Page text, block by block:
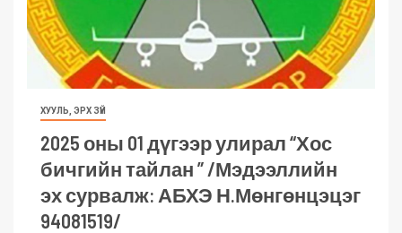
ХУУЛЬ, ЭРХ ЗҮЙ
2025 оны 01 дүгээр улирал “Хос
бичгийн тайлан ” /Мэдээллийн
эх сурвалж: АБХЭ Н.Мөнгөнцэцэг
94081519/